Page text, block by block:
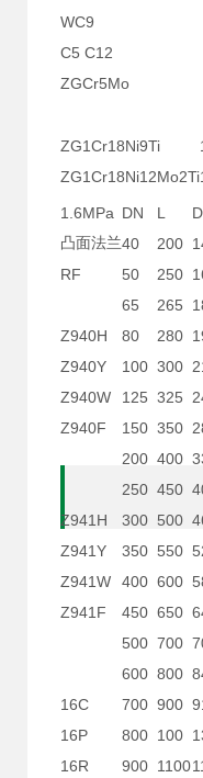
WC9
C5 C12
ZGCr5Mo
ZG1Cr18Ni9Ti
ZG1Cr18Ni12Mo2Ti
1.6MPa DN L D
凸面法兰40 200
RF
50 250
65
265
Z940H
80 280
Z940Y
100 300
Z940W
125 325
Z940F
150 350
200 400
250 450
Z941H
300 500
Z941Y
350 550
Z941W
400 600
Z941F
450 650
500 700
600 800
16C
700 900
16P
800 100
16R
900 1100